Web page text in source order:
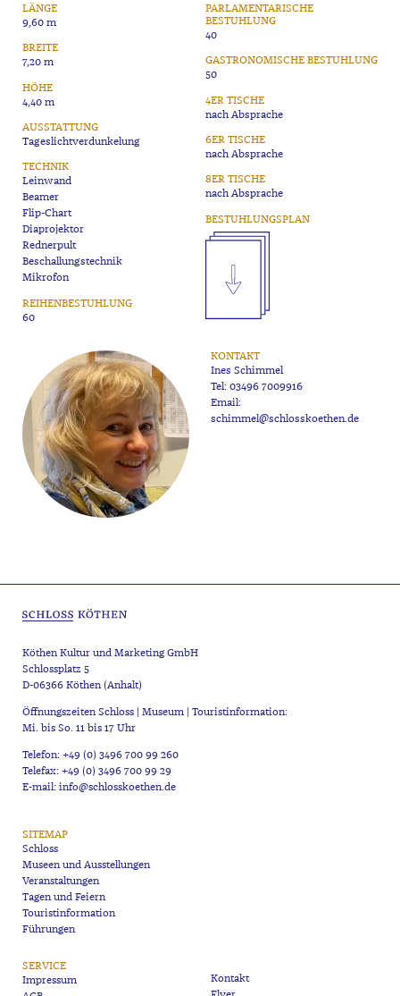
LÄNGE
9,60 m
BREITE
7,20 m
HÖHE
4,40 m
AUSSTATTUNG
Tageslichtverdunkelung
TECHNIK
Leinwand
Beamer
Flip-Chart
Diaprojektor
Rednerpult
Beschallungstechnik
Mikrofon
REIHENBESTUHLUNG
60
PARLAMENTARISCHE
BESTUHLUNG
40
GASTRONOMISCHE BESTUHLUNG
50
4ER TISCHE
nach Absprache
6ER TISCHE
nach Absprache
8ER TISCHE
nach Absprache
BESTUHLUNGSPLAN
KONTAKT
Ines Schimmel
Tel:03496 7009916
Email:
schimmel@schlosskoethen.de
Köthen Kultur und Marketing GmbH
Schlossplatz 5
D-06366 Köthen (Anhalt)
Öffnungszeiten Schloss | Museum | Touristinformation:
Mi. bis So. 11 bis 17 Uhr
Telefon: +49 (0) 3496 700 99 260
Telefax: +49 (0) 3496 700 99 29
E-mail: info@schlosskoethen.de
SITEMAP
Schloss
Museen und Ausstellungen
Veranstaltungen
Tagen und Feiern
Touristinformation
Führungen
SERVICE
Impressum
Kontakt